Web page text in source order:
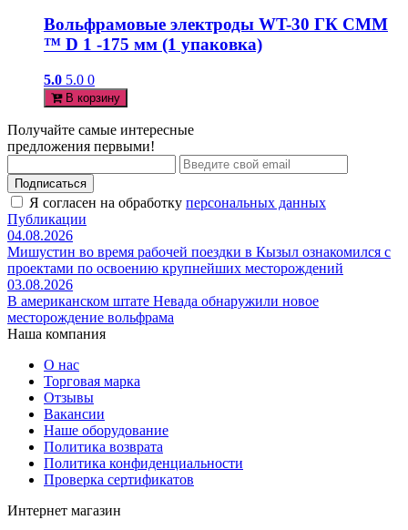
Вольфрамовые электроды WT-30 ГК СММ
™ D 1 -175 мм (1 упаковка)
5.0 5.0 0
В корзину
Получайте самые интересные
предложения первыми!
Подписаться
Я согласен на обработку персональных данных
Публикации
04.08.2026
Мишустин во время рабочей поездки в Кызыл ознакомился с
проектами по освоению крупнейших месторождений
03.08.2026
В американском штате Невада обнаружили новое
месторождение вольфрама
Наша компания
О нас
Торговая марка
Отзывы
Вакансии
Наше оборудование
Политика возврата
Политика конфиденциальности
Проверка сертификатов
Интернет магазин